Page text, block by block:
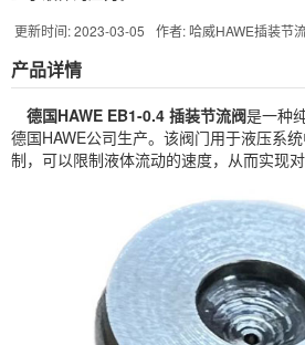
更新时间: 2023-03-05 作者: 哈威HAWE插装节
产品详情
德国HAWE EB1-0.4 插装节流阀是一种
德国HAWE公司生产。该阀门用于液压系
制，可以限制液体流动的速度，从而实现对